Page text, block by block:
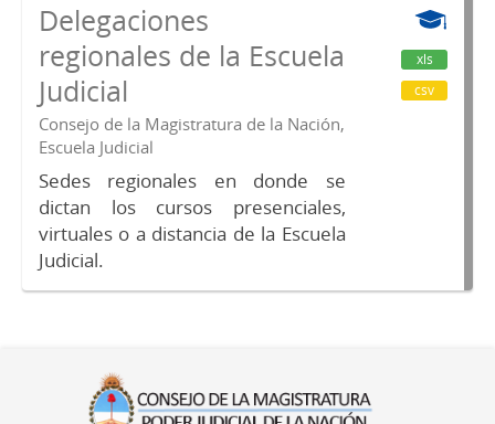
Delegaciones
regionales de la Escuela
Judicial
Consejo de la Magistratura de la Nación,
Escuela Judicial
Sedes regionales en donde se
dictan los cursos presenciales,
virtuales o a distancia de la Escuela
Judicial.
xls
csv